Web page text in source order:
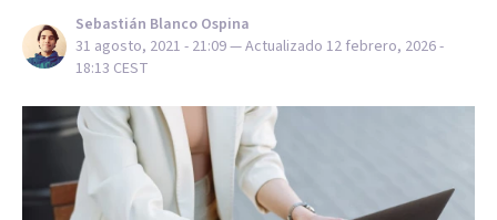
Sebastián Blanco Ospina
31 agosto, 2021 - 21:09— Actualizado 12 febrero, 2026 -
18:13 CEST